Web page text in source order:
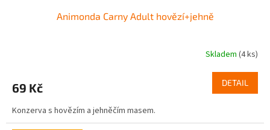
Animonda Carny Adult hovězí+jehně
Skladem (4 ks)
69 Kč DETAIL
Konzerva s hovězím a jehněčím masem.